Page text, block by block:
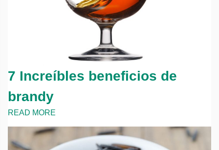
7 Increíbles beneficios de
brandy
READ MORE